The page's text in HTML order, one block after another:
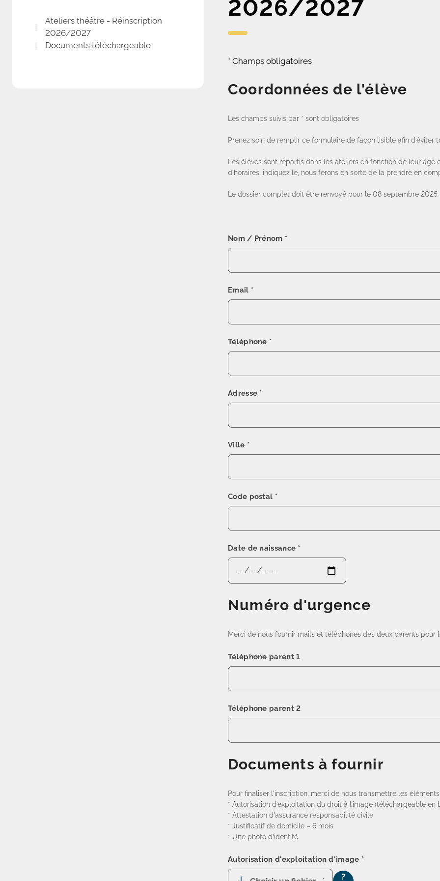
Ateliers théâtre - Réinscription
2026/2027
Documents téléchargeable
2026/2027
* Champs obligatoires
Coordonnées de l'élève
Les champs suivis par * sont obligatoires
Prenez soin de remplir ce formulaire de façon lisible afin d’éviter
Les élèves sont répartis dans les ateliers en fonction de leur
d’horaires, indiquez le, nous ferons en sorte de la prendre en
Le dossier complet doit être renvoyé pour le 08 septembre 2025
Nom / Prénom *
Email *
Téléphone *
Adresse *
Ville *
Code postal *
Date de naissance *
Numéro d'urgence
Merci de nous fournir mails et téléphones des deux parents pour
Téléphone parent 1
Téléphone parent 2
Documents à fournir
Pour finaliser l'inscription, merci de nous transmettre les
* Autorisation d’exploitation du droit à l’image (téléchargeable
* Attestation d'assurance responsabilité civile
* Justificatif de domicile – 6 mois
* Une photo d’identité
Autorisation d'exploitation d'image *
?